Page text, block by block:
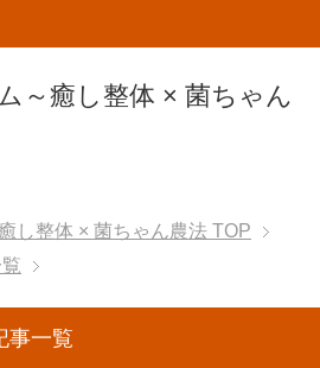
～癒し整体 × 菌ちゃん
し整体 × 菌ちゃん農法 TOP
事一覧